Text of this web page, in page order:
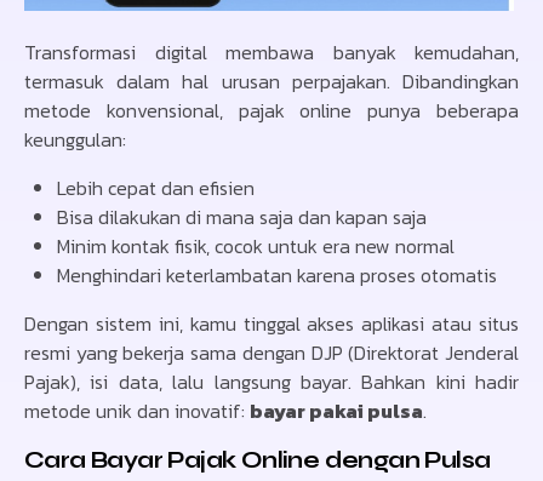
Transformasi digital membawa banyak kemudahan,
termasuk dalam hal urusan perpajakan. Dibandingkan
metode konvensional, pajak online punya beberapa
keunggulan:
Lebih cepat dan efisien
Bisa dilakukan di mana saja dan kapan saja
Minim kontak fisik, cocok untuk era new normal
Menghindari keterlambatan karena proses otomatis
Dengan sistem ini, kamu tinggal akses aplikasi atau situs
resmi yang bekerja sama dengan DJP (Direktorat Jenderal
Pajak), isi data, lalu langsung bayar. Bahkan kini hadir
metode unik dan inovatif: bayar pakai pulsa.
Cara Bayar Pajak Online dengan Pulsa